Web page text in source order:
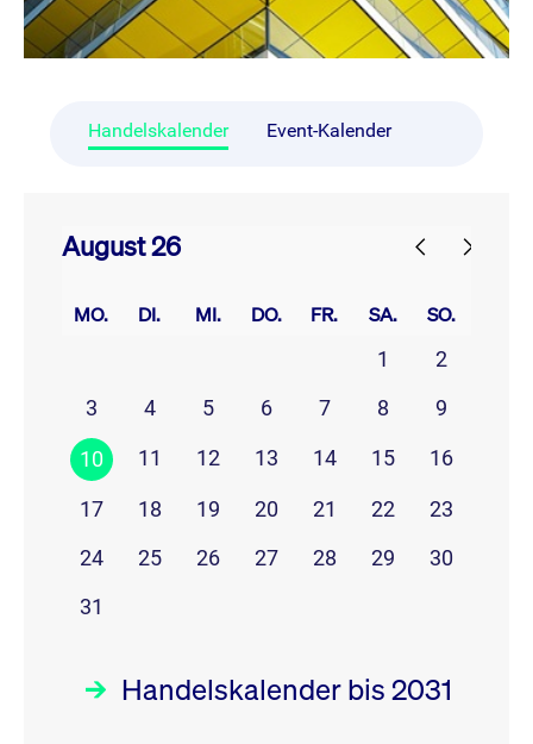
Handelskalender Event-Kalender
August 26
MO. DI. MI. DO. FR. SA. SO.
1
2
3
4 5 6 7 8 9
10 11 12 13 14 15 16
17 18 19 20 21 22
23
24
25 26 27 28 29
30
31
Handelskalender bis 2031